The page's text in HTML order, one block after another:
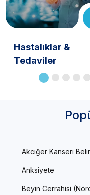
Hastalıklar &
Tedaviler
Akciğer Kanseri
Anksiyete
Beyin Cerrahisi